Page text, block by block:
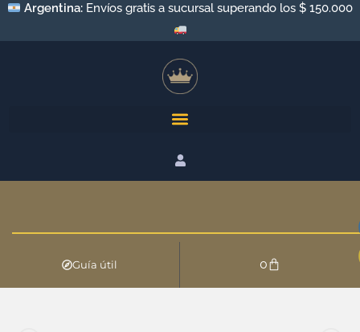
Argentina: Envíos gratis a sucursal superando los $ 150.000
Guía útil 0